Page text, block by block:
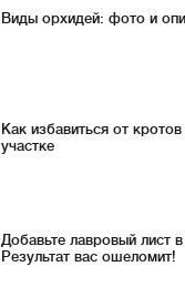
Виды орхидей: фото и
Как избавиться от
участке
Добавьте лавровый лист в
Результат вас ошеломит!